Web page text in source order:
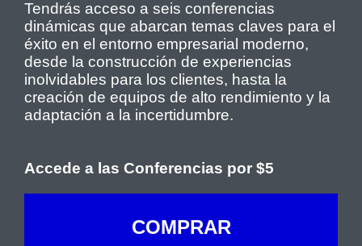
Tendrás acceso a seis conferencias
dinámicas que abarcan temas claves para el
éxito en el entorno empresarial moderno,
desde la construcción de experiencias
inolvidables para los clientes, hasta la
creación de equipos de alto rendimiento y la
adaptación a la incertidumbre.
Accede a las Conferencias por $5
COMPRAR